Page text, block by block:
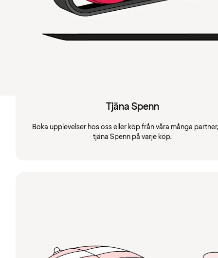
Tjäna Spenn
Boka upplevelser hos oss eller köp från våra många
tjäna Spenn på varje köp.